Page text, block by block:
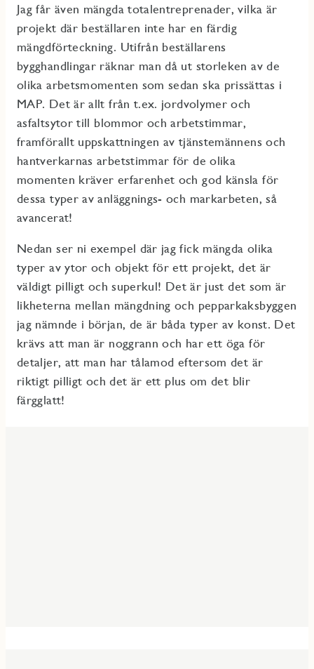
Jag får även mängda totalentreprenader, vilka är
projekt där beställaren inte har en färdig
mängdförteckning. Utifrån beställarens
bygghandlingar räknar man då ut storleken av de
olika arbetsmomenten som sedan ska prissättas i
MAP. Det är allt från t.ex. jordvolymer och
asfaltsytor till blommor och arbetstimmar,
framförallt uppskattningen av tjänstemännens och
hantverkarnas arbetstimmar för de olika
momenten kräver erfarenhet och god känsla för
dessa typer av anläggnings- och markarbeten, så
avancerat!
Nedan ser ni exempel där jag fick mängda olika
typer av ytor och objekt för ett projekt, det är
väldigt pilligt och superkul! Det är just det som är
likheterna mellan mängdning och pepparkaksbyggen
jag nämnde i början, de är båda typer av konst. Det
krävs att man är noggrann och har ett öga för
detaljer, att man har tålamod eftersom det är
riktigt pilligt och det är ett plus om det blir
färgglatt!